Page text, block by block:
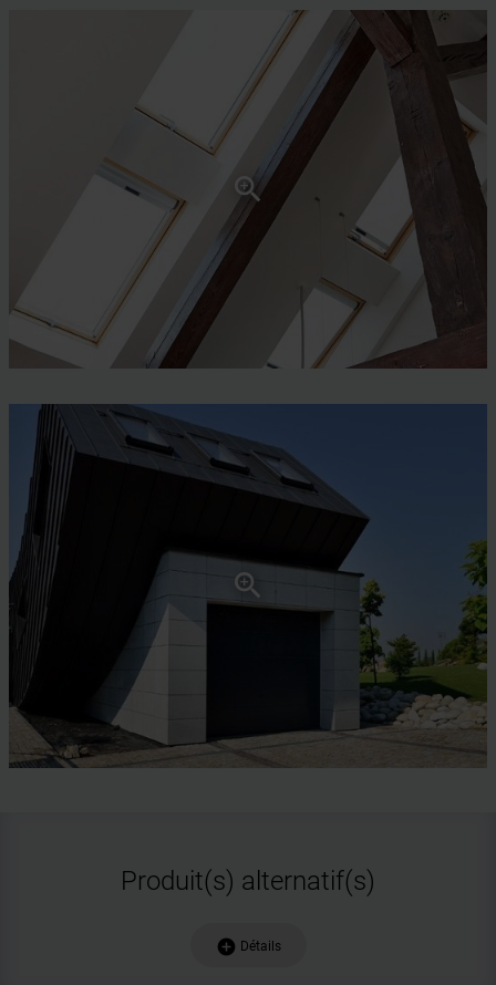
Produit(s) alternatif(s)
add_circle Détails